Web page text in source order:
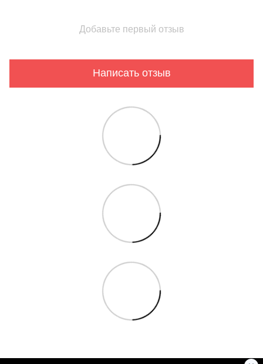
Добавьте первый отзыв
Написать отзыв